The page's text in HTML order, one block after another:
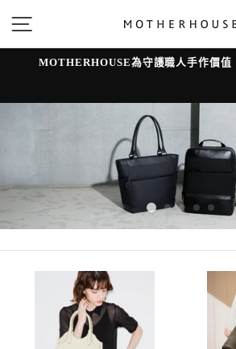
內
MOTHERHOUSE為守護職人手作價值